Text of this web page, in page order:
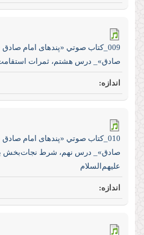
009_كتاب صوتي «پند‌های امام
صادق»_ درس هشتم، ثمرات
010_كتاب صوتي «پند‌های امام
صادق»_ درس نهم، شرط نجات‌بخش
علیهم‌السلام